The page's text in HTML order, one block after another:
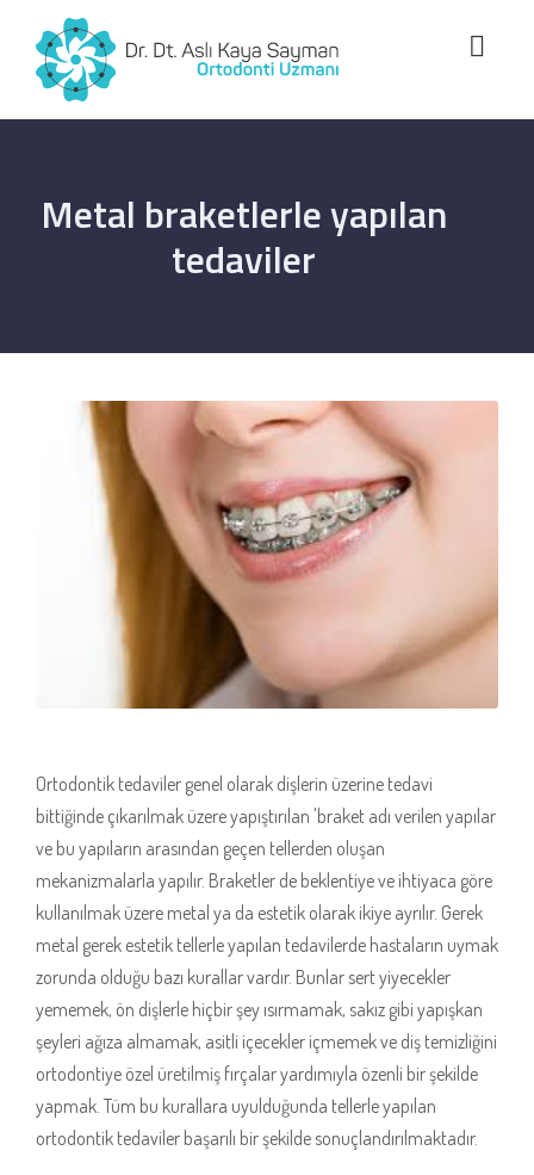
Metal braketlerle yapılan
tedaviler
Ortodontik tedaviler genel olarak dişlerin üzerine tedavi
bittiğinde çıkarılmak üzere yapıştırılan 'braket adı verilen yapılar
ve bu yapıların arasından geçen tellerden oluşan
mekanizmalarla yapılır. Braketler de beklentiye ve ihtiyaca göre
kullanılmak üzere metal ya da estetik olarak ikiye ayrılır. Gerek
metal gerek estetik tellerle yapılan tedavilerde hastaların uymak
zorunda olduğu bazı kurallar vardır. Bunlar sert yiyecekler
yememek, ön dişlerle hiçbir şey ısırmamak, sakız gibi yapışkan
şeyleri ağıza almamak, asitli içecekler içmemek ve diş temizliğini
ortodontiye özel üretilmiş fırçalar yardımıyla özenli bir şekilde
yapmak. Tüm bu kurallara uyulduğunda tellerle yapılan
ortodontik tedaviler başarılı bir şekilde sonuçlandırılmaktadır.